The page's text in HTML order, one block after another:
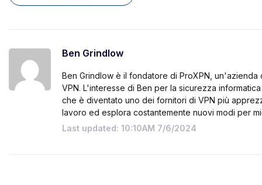
Ben Grindlow
Ben Grindlow è il fondatore di ProXPN,
VPN. L'interesse di Ben per la sicurezza
che è diventato uno dei fornitori di VPN più
lavoro ed esplora costantemente nuovi modi per
Last updated: 10:10AM 7/6/2024